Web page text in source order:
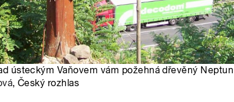
ústeckým Vaňovem vám požehná dřevěný Neptun |
, Český rozhlas